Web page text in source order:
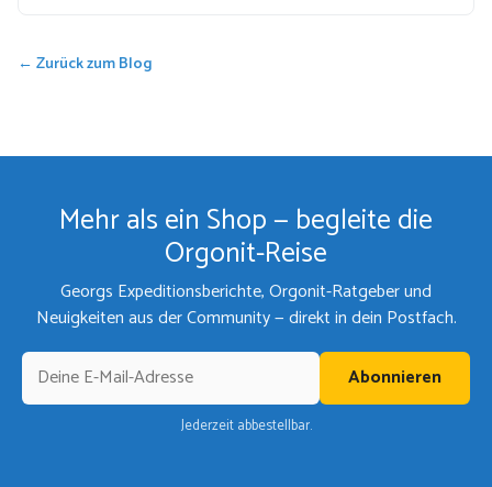
← Zurück zum Blog
Mehr als ein Shop — begleite die
Orgonit-Reise
Georgs Expeditionsberichte, Orgonit-Ratgeber und
Neuigkeiten aus der Community — direkt in dein Postfach.
Abonnieren
Jederzeit abbestellbar.